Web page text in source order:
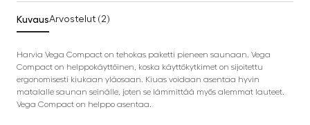
KuvausArvostelut (2)
Harvia Vega Compact on tehokas paketti pieneen saunaan. Vega
Compact on helppokäyttöinen, koska käyttökytkimet on sijoitettu
ergonomisesti kiukaan yläosaan. Kiuas voidaan asentaa hyvin
matalalle saunan seinälle, joten se lämmittää myös alemmat lauteet.
Vega Compact on helppo asentaa.